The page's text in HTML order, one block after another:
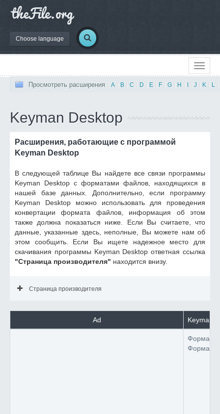
Choose language
Просмотреть расширения A B C D E F G H J K L
Keyman Desktop
Расширения, работающие с программой
Keyman Desktop
В следующей таблице Вы найдете все связи программы
Keyman Desktop с форматами файлов, находящихся в
нашей базе данных. Дополнительно, если программу
Keyman Desktop можно использовать для проведения
конвертации формата файлов, информация об этом
также должна показаться ниже. Если Вы считаете, что
данные, указанные здесь, неполные, Вы можете нам об
этом сообщить. Если Вы ищете надежное место для
скачивания программы Keyman Desktop ответная ссылка
"Страница производителя" находится внизу.
Страница производителя
Ad Keyman
Формат
Формат